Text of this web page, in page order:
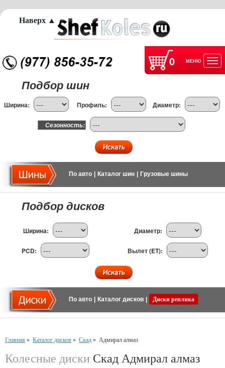
0 МЕНЮ
Подбор шин
Ширина: Профиль: Диаметр:
Сезонность:
По авто Каталог шин Грузовые шины
Подбор дисков
Ширина: Диаметр:
PCD: Вылет (ET):
По авто Каталог дисков Диски реплика
Главная » Каталог дисков » Скад » Адмирал алмаз
Колесные диски Скад Адмирал алмаз
Наверх ▲